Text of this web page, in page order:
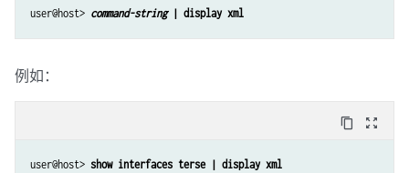
user@host> command-string | display xml
例如：
content_copy zoom_out_map
user@host> show interfaces terse | display xml